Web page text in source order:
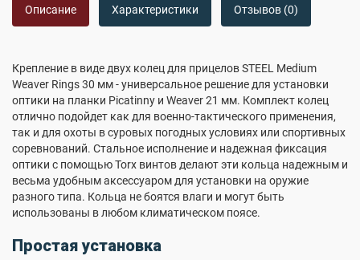
Описание Характеристики Отзывов (0)
Крепление в виде двух колец для прицелов STEEL Medium
Weaver Rings 30 мм - универсальное решение для установки
оптики на планки Picatinny и Weaver 21 мм. Комплект колец
отлично подойдет как для военно-тактического применения,
так и для охоты в суровых погодных условиях или спортивных
соревнований. Стальное исполнение и надежная фиксация
оптики с помощью Torx винтов делают эти кольца надежным и
весьма удобным аксессуаром для установки на оружие
разного типа. Кольца не боятся влаги и могут быть
использованы в любом климатическом поясе.
Простая установка